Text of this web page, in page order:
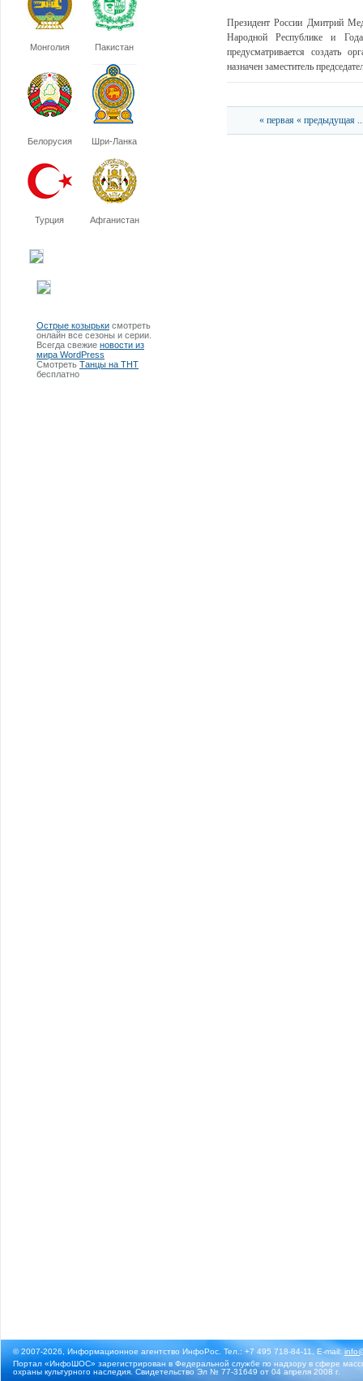
Монголия Пакистан
Белорусия Шри-Ланка
Турция Афганистан
Острые козырьки смотреть
онлайн все сезоны и серии.
Всегда свежие новости из
мира WordPress
Смотреть Танцы на ТНТ
бесплатно
Президент России Дмитрий
Народной Республике и
предусматривается создать
назначен заместитель
« первая « предыдущая
© 2007-2026, Информационное агентство ИнфоРос. Тел.: +7 495 718-84-11, E-mail:
Портал «ИнфоШОС» зарегистрирован в Федеральной службе по надзору в сфере
охраны культурного наследия. Свидетельство Эл № 77-31649 от 04 апреля 2008 г.